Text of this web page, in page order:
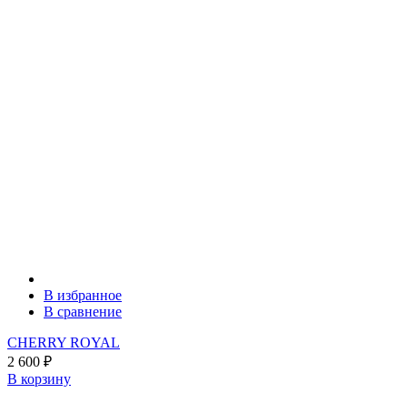
В избранное
В сравнение
CHERRY ROYAL
2 600 ₽
В корзину